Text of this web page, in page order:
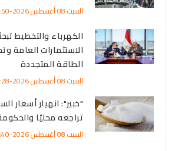
السبت 08 أغسطس 2026-02:50
الكهرباء والتخطيط
الاستثمارات العامة
الطاقة المتجددة
السبت 08 أغسطس 2026-01:28
"خبير": انهيار أسعار
تراجعه محليًا
السبت 08 أغسطس 2026-10:40